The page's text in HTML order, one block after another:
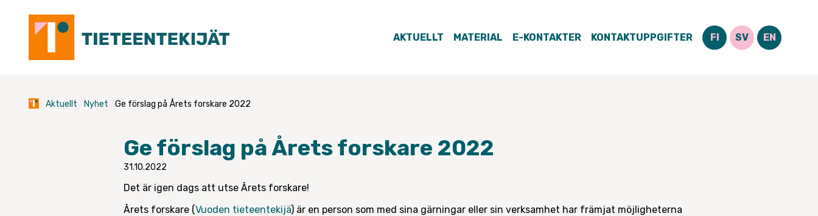
content
AKTUELLT MATERIAL E-KONTAKTER KONTAKTUPPGIFTER FI SV EN
Aktuellt Nyhet Ge förslag på Årets forskare 2022
Ge förslag på Årets forskare 2022
31.10.2022
Det är igen dags att utse Årets forskare!
Årets forskare (Vuoden tieteentekijä) är en person som med sina gärningar eller sin verksamhet har främjat möjligheterna